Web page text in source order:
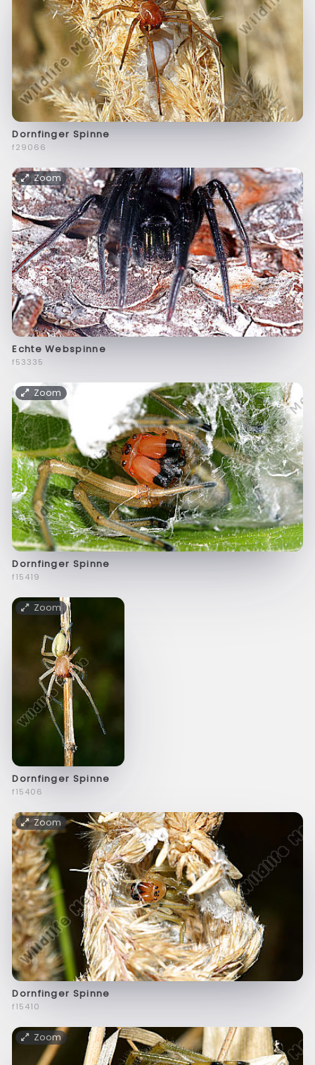
Dornfinger Spinne
f29066
Zoom
Echte Webspinne
f53335
Zoom
Dornfinger Spinne
f15419
Zoom
Dornfinger Spinne
f15406
Zoom
Dornfinger Spinne
f15410
Zoom